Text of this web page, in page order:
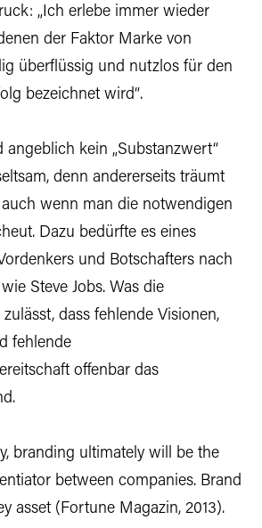
„Ich erlebe immer wieder
der Faktor Marke von
überflüssig und nutzlos für den
bezeichnet wird“.
kein „Substanzwert“
denn andererseits träumt
wenn man die notwendigen
Dazu bedürfte es eines
und Botschafters nach
Steve Jobs. Was die
dass fehlende Visionen,
fehlende
offenbar das
branding ultimately will be the
between companies. Brand
asset (Fortune Magazin, 2013).